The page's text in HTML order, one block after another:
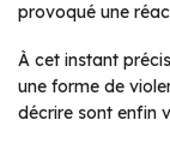
provoqué une
À cet instant
une forme de
décrire sont enfin